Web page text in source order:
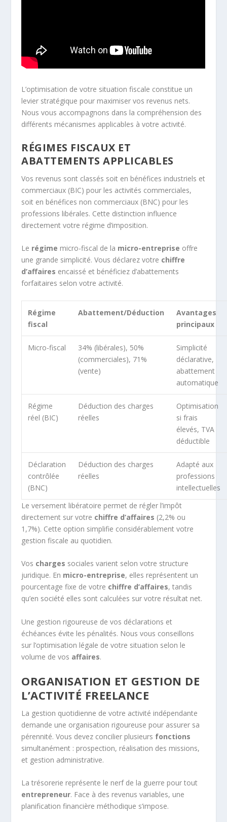
L’optimisation de votre situation fiscale constitue un
levier stratégique pour maximiser vos revenus nets.
Nous vous accompagnons dans la compréhension des
différents mécanismes applicables à votre activité.
RÉGIMES FISCAUX ET
ABATTEMENTS APPLICABLES
Vos revenus sont classés soit en bénéfices industriels et
commerciaux (BIC) pour les activités commerciales,
soit en bénéfices non commerciaux (BNC) pour les
professions libérales. Cette distinction influence
directement votre régime d’imposition.
Le régime micro-fiscal de la micro-entreprise offre
une grande simplicité. Vous déclarez votre chiffre
d’affaires encaissé et bénéficiez d’abattements
forfaitaires selon votre activité.
Régime
fiscal
Abattement/Déduction
Avantages
principaux
Micro-fiscal
34% (libérales), 50%
(commerciales), 71%
(vente)
Simplicité
déclarative,
abattement
automatique
Régime
réel (BIC)
Déduction des charges
réelles
Optimisation
si frais
élevés, TVA
déductible
Déclaration
contrôlée
(BNC)
Déduction des charges
réelles
Adapté aux
professions
intellectuelles
Le versement libératoire permet de régler l’impôt
directement sur votre chiffre d’affaires (2,2% ou
1,7%). Cette option simplifie considérablement votre
gestion fiscale au quotidien.
Vos charges sociales varient selon votre structure
juridique. En micro-entreprise, elles représentent un
pourcentage fixe de votre chiffre d’affaires, tandis
qu’en société elles sont calculées sur votre résultat net.
Une gestion rigoureuse de vos déclarations et
échéances évite les pénalités. Nous vous conseillons
sur l’optimisation légale de votre situation selon le
volume de vos affaires.
ORGANISATION ET GESTION DE
L’ACTIVITÉ FREELANCE
La gestion quotidienne de votre activité indépendante
demande une organisation rigoureuse pour assurer sa
pérennité. Vous devez concilier plusieurs fonctions
simultanément : prospection, réalisation des missions,
et gestion administrative.
La trésorerie représente le nerf de la guerre pour tout
entrepreneur. Face à des revenus variables, une
planification financière méthodique s’impose.